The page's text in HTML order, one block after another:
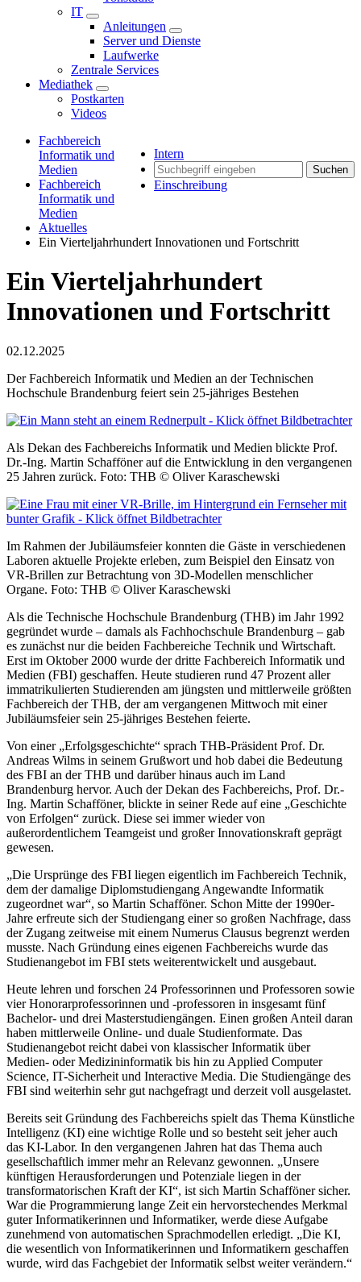
IT
Anleitungen
Server und Dienste
Laufwerke
Zentrale Services
Mediathek
Postkarten
Videos
Intern
Suchen
Einschreibung
Fachbereich
Informatik und
Medien
Fachbereich
Informatik und
Medien
Aktuelles
Ein Vierteljahrhundert Innovationen und Fortschritt
Ein Vierteljahrhundert
Innovationen und Fortschritt
02.12.2025
Der Fachbereich Informatik und Medien an der Technischen
Hochschule Brandenburg feiert sein 25-jähriges Bestehen
Als Dekan des Fachbereichs Informatik und Medien blickte Prof.
Dr.-Ing. Martin Schafföner auf die Entwicklung in den vergangenen
25 Jahren zurück. Foto: THB © Oliver Karaschewski
Im Rahmen der Jubiläumsfeier konnten die Gäste in verschiedenen
Laboren aktuelle Projekte erleben, zum Beispiel den Einsatz von
VR-Brillen zur Betrachtung von 3D-Modellen menschlicher
Organe. Foto: THB © Oliver Karaschewski
Als die Technische Hochschule Brandenburg (THB) im Jahr 1992
gegründet wurde – damals als Fachhochschule Brandenburg – gab
es zunächst nur die beiden Fachbereiche Technik und Wirtschaft.
Erst im Oktober 2000 wurde der dritte Fachbereich Informatik und
Medien (FBI) geschaffen. Heute studieren rund 47 Prozent aller
immatrikulierten Studierenden am jüngsten und mittlerweile größten
Fachbereich der THB, der am vergangenen Mittwoch mit einer
Jubiläumsfeier sein 25-jähriges Bestehen feierte.
Von einer „Erfolgsgeschichte“ sprach THB-Präsident Prof. Dr.
Andreas Wilms in seinem Grußwort und hob dabei die Bedeutung
des FBI an der THB und darüber hinaus auch im Land
Brandenburg hervor. Auch der Dekan des Fachbereichs, Prof. Dr.-
Ing. Martin Schafföner, blickte in seiner Rede auf eine „Geschichte
von Erfolgen“ zurück. Diese sei immer wieder von
außerordentlichem Teamgeist und großer Innovationskraft geprägt
gewesen.
„Die Ursprünge des FBI liegen eigentlich im Fachbereich Technik,
dem der damalige Diplomstudiengang Angewandte Informatik
zugeordnet war“, so Martin Schafföner. Schon Mitte der 1990er-
Jahre erfreute sich der Studiengang einer so großen Nachfrage, dass
der Zugang zeitweise mit einem Numerus Clausus begrenzt werden
musste. Nach Gründung eines eigenen Fachbereichs wurde das
Studienangebot im FBI stets weiterentwickelt und ausgebaut.
Heute lehren und forschen 24 Professorinnen und Professoren sowie
vier Honorarprofessorinnen und -professoren in insgesamt fünf
Bachelor- und drei Masterstudiengängen. Einen großen Anteil daran
haben mittlerweile Online- und duale Studienformate. Das
Studienangebot reicht dabei von klassischer Informatik über
Medien- oder Medizininformatik bis hin zu Applied Computer
Science, IT-Sicherheit und Interactive Media. Die Studiengänge des
FBI sind weiterhin sehr gut nachgefragt und derzeit voll ausgelastet.
Bereits seit Gründung des Fachbereichs spielt das Thema Künstliche
Intelligenz (KI) eine wichtige Rolle und so besteht seit jeher auch
das KI-Labor. In den vergangenen Jahren hat das Thema auch
gesellschaftlich immer mehr an Relevanz gewonnen. „Unsere
künftigen Herausforderungen und Potenziale liegen in der
transformatorischen Kraft der KI“, ist sich Martin Schafföner sicher.
War die Programmierung lange Zeit ein hervorstechendes Merkmal
guter Informatikerinnen und Informatiker, werde diese Aufgabe
zunehmend von automatischen Sprachmodellen erledigt. „Die KI,
die wesentlich von Informatikerinnen und Informatikern geschaffen
wurde, wird das Fachgebiet der Informatik selbst weiter verändern.“